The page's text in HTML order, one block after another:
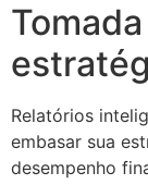
Relatórios
embasar sua
desempenho